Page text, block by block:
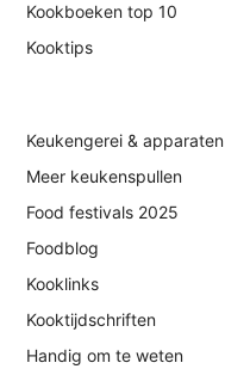
Kookboeken top 10
Kooktips
Keukengerei & apparaten
Meer keukenspullen
Food festivals 2025
Foodblog
Kooklinks
Kooktijdschriften
Handig om te weten